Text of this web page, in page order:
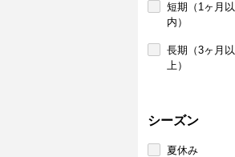
短期（1ヶ月以
内）
長期（3ヶ月以
上）
シーズン
夏休み